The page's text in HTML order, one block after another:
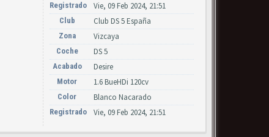
Registrado Vie, 09 Feb 2024, 21:51
Club Club DS 5 España
Zona Vizcaya
Coche DS 5
Acabado Desire
Motor 1.6 BueHDi 120cv
Color Blanco Nacarado
Registrado Vie, 09 Feb 2024, 21:51